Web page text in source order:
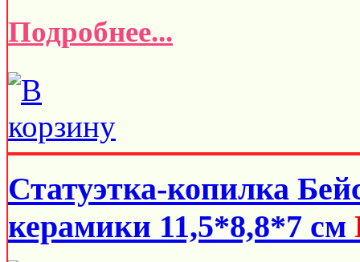
Подробнее...
Статуэтка-копилка
керамики 11,5*8,8*7 см